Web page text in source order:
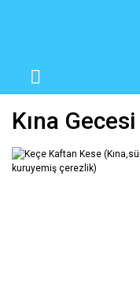
Kına